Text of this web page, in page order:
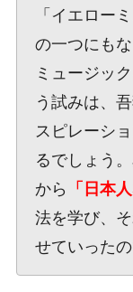
「イエロー
の一つにも
ミュージッ
う試みは、
スピレーシ
るでしょう
から
「日本
法を学び、
せていったの